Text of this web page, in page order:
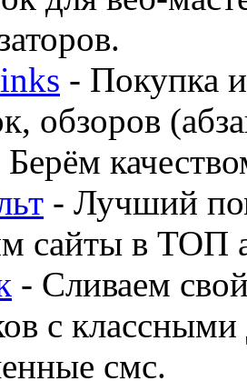
- Покупка
обзоров
- Лучший
сайты в ТОП
- Сливаем
с
смс.